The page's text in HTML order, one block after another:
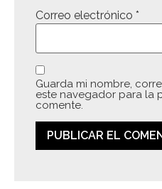
Correo electrónico *
Guarda mi nombre,
este navegador para la
comente.